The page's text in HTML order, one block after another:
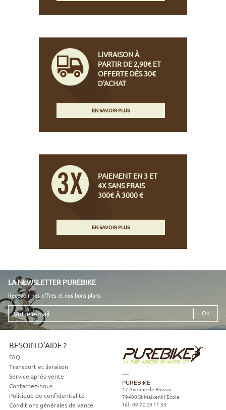
LIVRAISON À
PARTIR DE 2,90€ ET
OFFERTE DÈS 30€
D'ACHAT
EN SAVOIR PLUS
PAIEMENT EN 3 ET
4X SANS FRAIS
300€ À 3000 €
EN SAVOIR PLUS
LA NEWSLETTER PUREBIKE
Recevoir nos offres et nos bons plans
Votre
e-
mail
BESOIN D'AIDE ?
FAQ
Transport et livraison
Service après-vente
Contactez-nous
Politique de confidentialité
Conditions générales de vente
PUREBIKE
17 Avenue de Blossac
79400 St Maixent l'Ecole
Tél :09 72 29 11 33